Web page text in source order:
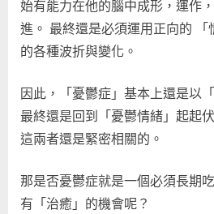
始有能力在他的腦中成形，運作
進。 最終還是必須運用正向的 「
的各種波折與變化。
因此，「憂鬱症」基本上還是以
最終還是回到「憂鬱情緒」起起
這兩者還是緊密相關的。
那是否憂鬱症就是一個必須長期
有「治癒」的機會呢？